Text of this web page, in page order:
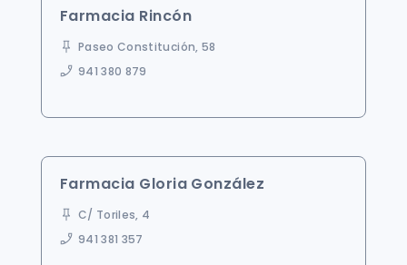
Farmacia Rincón
Paseo Constitución, 58
941 380 879
Farmacia Gloria González
C/ Toriles, 4
941 381 357